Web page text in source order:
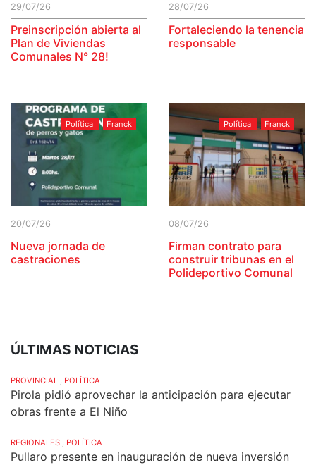
29/07/26
Preinscripción abierta al
Plan de Viviendas
Comunales N° 28!
28/07/26
Fortaleciendo la tenencia
responsable
Política Franck
20/07/26
Nueva jornada de
castraciones
Política Franck
08/07/26
Firman contrato para
construir tribunas en el
Polideportivo Comunal
ÚLTIMAS NOTICIAS
PROVINCIAL , POLÍTICA
Pirola pidió aprovechar la anticipación para ejecutar
obras frente a El Niño
REGIONALES , POLÍTICA
Pullaro presente en inauguración de nueva inversión